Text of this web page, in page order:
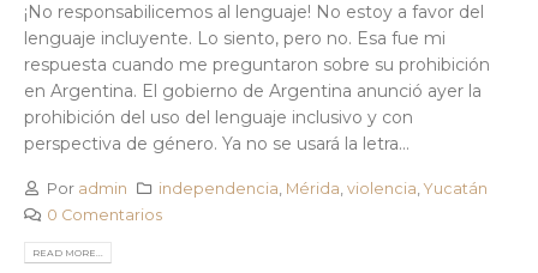
¡No responsabilicemos al lenguaje! No estoy a favor del
lenguaje incluyente. Lo siento, pero no. Esa fue mi
respuesta cuando me preguntaron sobre su prohibición
en Argentina. El gobierno de Argentina anunció ayer la
prohibición del uso del lenguaje inclusivo y con
perspectiva de género. Ya no se usará la letra...
Por admin independencia, Mérida,violencia,Yucatán
0 Comentarios
READ MORE...